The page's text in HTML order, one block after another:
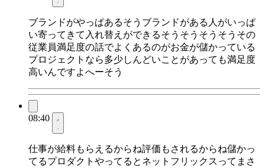
ブランドがやっぱあるそうブランドがある人がいっぱ
い寄ってきて入れ替えができるそうそうそうそうその
従業員満足度の話でよくあるのがお金が儲かっている
プロジェクトなら多少しんどいことがあっても満足度
高いんですよへーそう
08:40
仕事が給料もらえるからね評価もされるからね儲かっ
てるプロダクトやってるとネットフリックスってまさ